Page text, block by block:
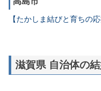
【たかしま結びと育ちの応
滋賀県 自治体の